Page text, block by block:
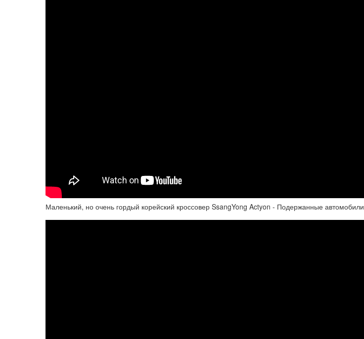
Маленький, но очень гордый корейский кроссовер SsangYong Actyon - Подержанные автомобили